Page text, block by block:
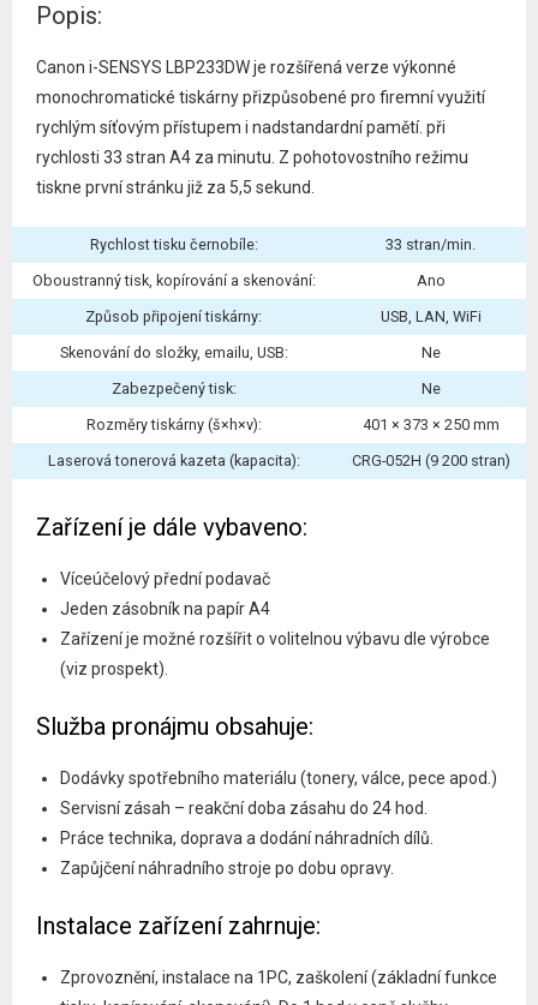
Popis:
Canon i-SENSYS LBP233DW je rozšířená verze výkonné
monochromatické tiskárny přizpůsobené pro firemní využití
rychlým síťovým přístupem i nadstandardní pamětí. při
rychlosti 33 stran A4 za minutu. Z pohotovostního režimu
tiskne první stránku již za 5,5 sekund.
Rychlost tisku černobíle:
33 stran/min.
Oboustranný tisk, kopírování a skenování:
Ano
Způsob připojení tiskárny:
USB, LAN, WiFi
Skenování do složky, emailu, USB:
Ne
Zabezpečený tisk:
Ne
Rozměry tiskárny (š×h×v):
401 × 373 × 250 mm
Laserová tonerová kazeta (kapacita):
CRG-052H (9 200 stran)
Zařízení je dále vybaveno:
Víceúčelový přední podavač
Jeden zásobník na papír A4
Zařízení je možné rozšířit o volitelnou výbavu dle výrobce
(viz prospekt).
Služba pronájmu obsahuje:
Dodávky spotřebního materiálu (tonery, válce, pece apod.)
Servisní zásah – reakční doba zásahu do 24 hod.
Práce technika, doprava a dodání náhradních dílů.
Zapůjčení náhradního stroje po dobu opravy.
Instalace zařízení zahrnuje:
Zprovoznění, instalace na 1PC, zaškolení (základní funkce